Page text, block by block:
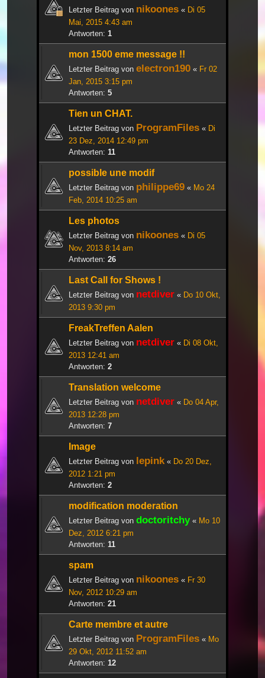
Letzter Beitrag von nikoones « Di 05
Mai, 2015 4:43 am
Antworten: 1
mon 1500 eme message !!
Letzter Beitrag von electron190 « Fr 02
Jan, 2015 3:15 pm
Antworten: 5
Tien un CHAT.
Letzter Beitrag von ProgramFiles « Di
23 Dez, 2014 12:49 pm
Antworten: 11
possible une modif
Letzter Beitrag von philippe69 « Mo 24
Feb, 2014 10:25 am
Les photos
Letzter Beitrag von nikoones « Di 05
Nov, 2013 8:14 am
Antworten: 26
Last Call for Shows !
Letzter Beitrag von netdiver « Do 10 Okt,
2013 9:30 pm
FreakTreffen Aalen
Letzter Beitrag von netdiver « Di 08 Okt,
2013 12:41 am
Antworten: 2
Translation welcome
Letzter Beitrag von netdiver « Do 04 Apr,
2013 12:28 pm
Antworten: 7
Image
Letzter Beitrag von lepink« Do 20 Dez,
2012 1:21 pm
Antworten: 2
modification moderation
Letzter Beitrag von doctoritchy« Mo 10
Dez, 2012 6:21 pm
Antworten: 11
spam
Letzter Beitrag von nikoones « Fr 30
Nov, 2012 10:29 am
Antworten: 21
Carte membre et autre
Letzter Beitrag von ProgramFiles « Mo
29 Okt, 2012 11:52 am
Antworten: 12